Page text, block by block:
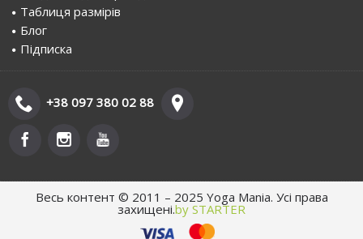
Таблиця размірів
Блог
Пiдписка
+38 097 380 02 88
Весь контент © 2011 – 2025 Yoga Mania. Усі права
захищені.by STARTER